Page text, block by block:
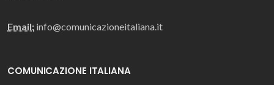
Email: info@comunicazioneitaliana.it
COMUNICAZIONE ITALIANA